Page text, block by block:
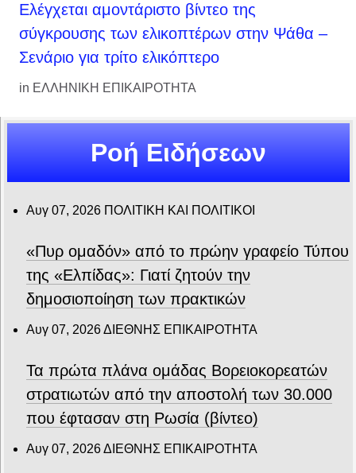
Ελέγχεται αμοντάριστο βίντεο της
σύγκρουσης των ελικοπτέρων στην Ψάθα –
Σενάριο για τρίτο ελικόπτερο
in ΕΛΛΗΝΙΚΗ ΕΠΙΚΑΙΡΟΤΗΤΑ
Ροή Ειδήσεων
Αυγ 07, 2026 ΠΟΛΙΤΙΚΗ ΚΑΙ ΠΟΛΙΤΙΚΟΙ
«Πυρ ομαδόν» από το πρώην γραφείο Τύπου
της «Ελπίδας»: Γιατί ζητούν την
δημοσιοποίηση των πρακτικών
Αυγ 07, 2026ΔΙΕΘΝΗΣ ΕΠΙΚΑΙΡΟΤΗΤΑ
Τα πρώτα πλάνα ομάδας Βορειοκορεατών
στρατιωτών από την αποστολή των 30.000
που έφτασαν στη Ρωσία (βίντεο)
Αυγ 07, 2026ΔΙΕΘΝΗΣ ΕΠΙΚΑΙΡΟΤΗΤΑ